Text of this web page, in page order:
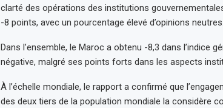
clarté des opérations des institutions
-8 points, avec un pourcentage élevé d’opinions neutres.
Dans l’ensemble, le Maroc a obtenu -8,3 dans l’indice
négative, malgré ses points forts dans les aspects
À l’échelle mondiale, le rapport a confirmé que
des deux tiers de la population mondiale la considère